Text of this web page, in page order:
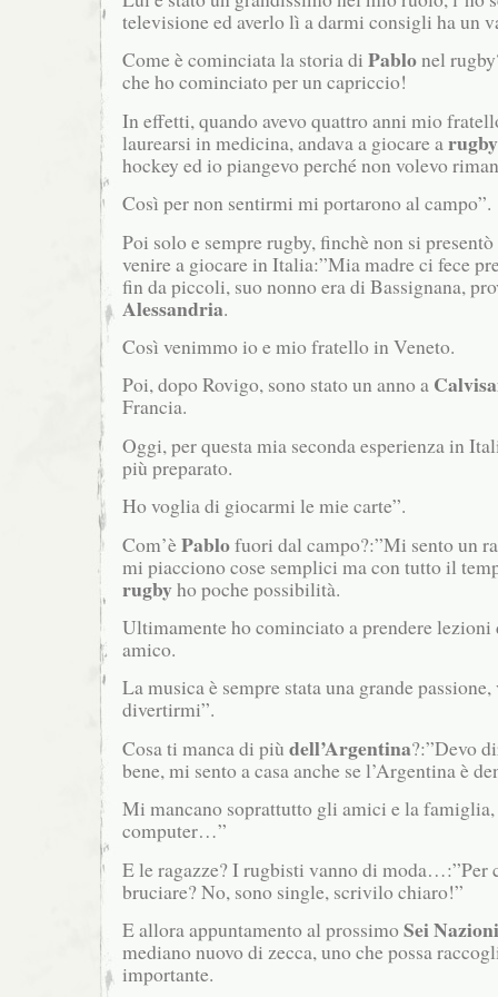
televisione ed averlo lì a darmi consigli ha un
Come è cominciata la storia di Pablonel
che ho cominciato per un capriccio!
In effetti, quando avevo quattro anni mio
laurearsi in medicina, andava a giocare arugby
hockey ed io piangevo perché non volevo
Così per non sentirmi mi portarono al campo”.
Poi solo e sempre rugby, finchè non si
venire a giocare in Italia:”Mia madre ci fece
fin da piccoli, suo nonno era di Bassignana,
Alessandria.
Così venimmo io e mio fratello in Veneto.
Poi, dopo Rovigo, sono stato un anno a
Francia.
Oggi, per questa mia seconda esperienza in
più preparato.
Ho voglia di giocarmi le mie carte”.
Com’èPablofuori dal campo?:”Mi sento un
mi piacciono cose semplici ma con tutto il
rugbyho poche possibilità.
Ultimamente ho cominciato a prendere
amico.
La musica è sempre stata una grande
divertirmi”.
Cosa ti manca di più dell’Argentina?:”Devo
bene, mi sento a casa anche se l’Argentina è
Mi mancano soprattutto gli amici e la
computer…”
E le ragazze? I rugbisti vanno di moda…:”Per
bruciare? No, sono single, scrivilo chiaro!”
E allora appuntamento al prossimo Sei Nazioni
mediano nuovo di zecca, uno che possa
importante.